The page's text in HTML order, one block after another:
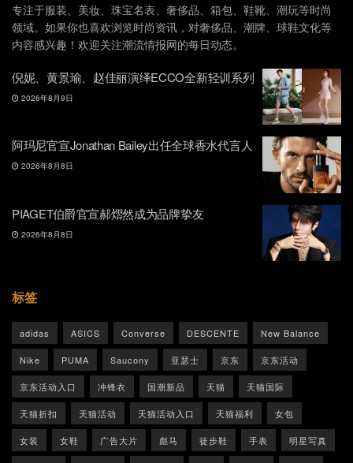
专注于服装、美妆、珠宝名表、奢侈品、箱包、鞋靴、潮玩等时尚
领域。如果你也喜欢浏览时尚资讯，对奢侈品、潮牌、球鞋文化等
内容感兴趣！欢迎关注潮流情报网的每日动态。
倪妮、黄景瑜、赵佳丽演绎ECCO全新轻训系列
2026年8月9日
阿玛尼官宣Jonathan Bailey出任全球香水代言人
2026年8月8日
PIAGET伯爵官宣郝熠然成为品牌挚友
2026年8月8日
标签
adidas ASICS Converse DESCENTE New Balance
Nike PUMA Saucony 亚瑟士 京东 京东活动
京东活动入口 冲锋衣 国潮新品 天猫 天猫国际
天猫折扣 天猫活动 天猫活动入口 天猫福利 女包
女装 女鞋 广告大片 彪马 徒步鞋 手表 明星写真